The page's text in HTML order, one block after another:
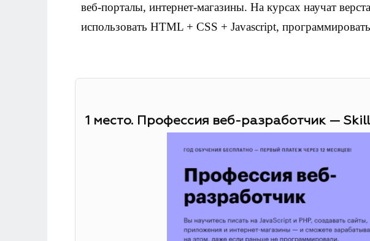
веб-порталы, интернет-магазины. На курсах научат
использовать HTML + CSS + Javascript,
1 место. Профессия веб-разработчик —